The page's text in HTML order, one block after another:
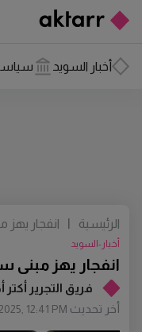
أخبار السويد
فريق التجرير أكتر
أخر تحديث 12:41 PM
انفجار يهز
أخبار-السويد
الرئيسية انفجار